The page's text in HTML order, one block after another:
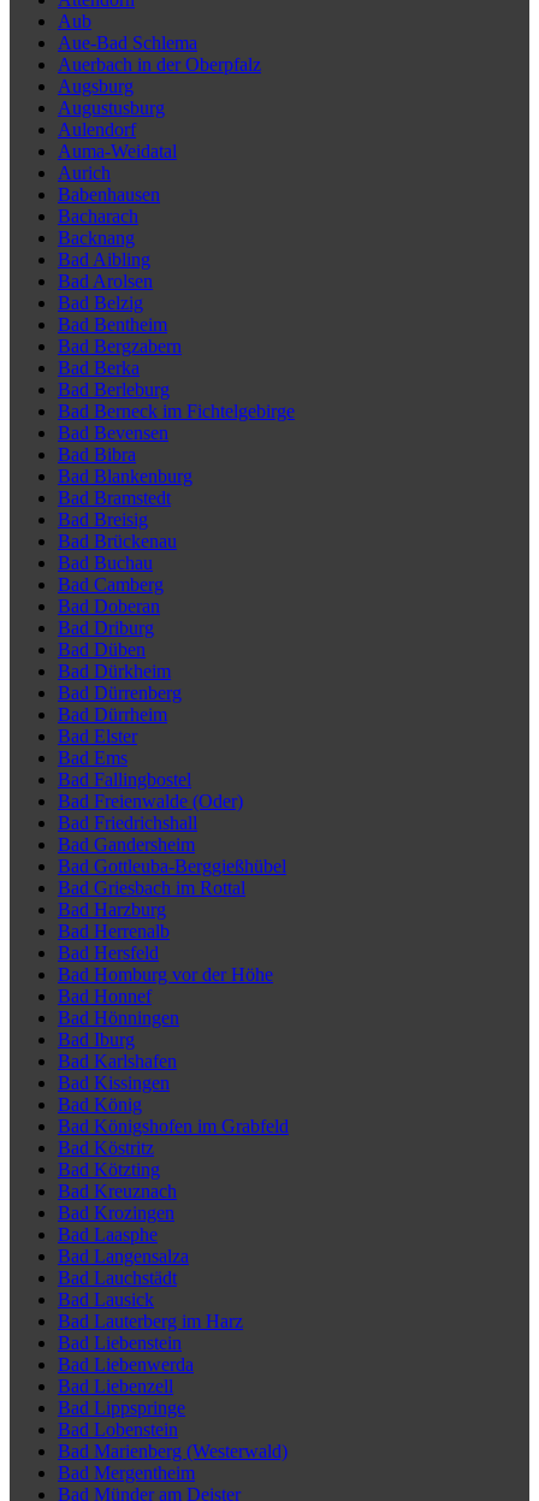
Aub
Aue-Bad Schlema
Auerbach in der Oberpfalz
Augsburg
Augustusburg
Aulendorf
Auma-Weidatal
Aurich
Babenhausen
Bacharach
Backnang
Bad Aibling
Bad Arolsen
Bad Belzig
Bad Bentheim
Bad Bergzabern
Bad Berka
Bad Berleburg
Bad Berneck im Fichtelgebirge
Bad Bevensen
Bad Bibra
Bad Blankenburg
Bad Bramstedt
Bad Breisig
Bad Brückenau
Bad Buchau
Bad Camberg
Bad Doberan
Bad Driburg
Bad Düben
Bad Dürkheim
Bad Dürrenberg
Bad Dürrheim
Bad Elster
Bad Ems
Bad Fallingbostel
Bad Freienwalde (Oder)
Bad Friedrichshall
Bad Gandersheim
Bad Gottleuba-Berggießhübel
Bad Griesbach im Rottal
Bad Harzburg
Bad Herrenalb
Bad Hersfeld
Bad Homburg vor der Höhe
Bad Honnef
Bad Hönningen
Bad Iburg
Bad Karlshafen
Bad Kissingen
Bad König
Bad Königshofen im Grabfeld
Bad Köstritz
Bad Kötzting
Bad Kreuznach
Bad Krozingen
Bad Laasphe
Bad Langensalza
Bad Lauchstädt
Bad Lausick
Bad Lauterberg im Harz
Bad Liebenstein
Bad Liebenwerda
Bad Liebenzell
Bad Lippspringe
Bad Lobenstein
Bad Marienberg (Westerwald)
Bad Mergentheim
Bad Münder am Deister